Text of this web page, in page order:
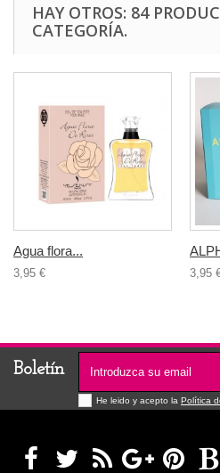
HAY OTROS: 84
CATEGORÍA.
Agua flora...
3,95 € 3,95
Boletín
He leido y acepto la Política